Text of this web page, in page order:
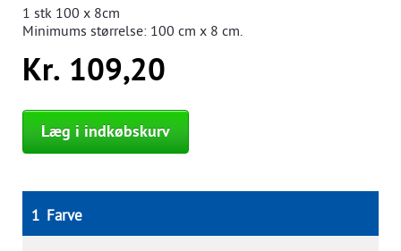
1 stk 100 x 8cm
Minimums størrelse: 100 cm x 8 cm.
Kr. 109,20
Læg i indkøbskurv
1 Farve